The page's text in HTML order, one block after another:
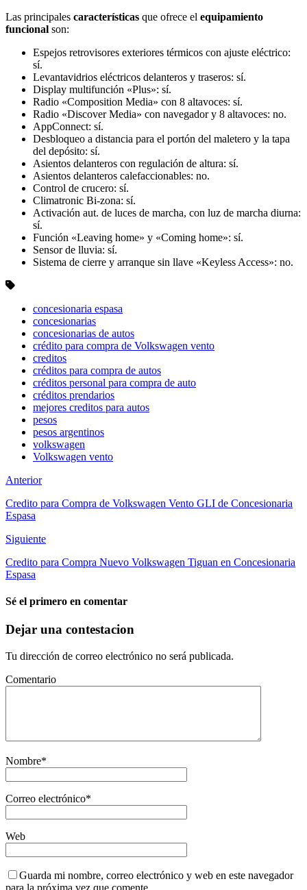
Las principales características que ofrece el equipamiento
funcional son:
Espejos retrovisores exteriores térmicos con ajuste eléctrico:
sí.
Levantavidrios eléctricos delanteros y traseros: sí.
Display multifunción «Plus»: sí.
Radio «Composition Media» con 8 altavoces: sí.
Radio «Discover Media» con navegador y 8 altavoces: no.
AppConnect: sí.
Desbloqueo a distancia para el portón del maletero y la tapa
del depósito: sí.
Asientos delanteros con regulación de altura: sí.
Asientos delanteros calefaccionables: no.
Control de crucero: sí.
Climatronic Bi-zona: sí.
Activación aut. de luces de marcha, con luz de marcha diurna:
sí.
Función «Leaving home» y «Coming home»: sí.
Sensor de lluvia: sí.
Sistema de cierre y arranque sin llave «Keyless Access»: no.
concesionaria espasa
concesionarias
concesionarias de autos
crédito para compra de Volkswagen vento
creditos
créditos para compra de autos
créditos personal para compra de auto
créditos prendarios
mejores creditos para autos
pesos
pesos argentinos
volkswagen
Volkswagen vento
Anterior
Credito para Compra de Volkswagen Vento GLI de Concesionaria
Espasa
Siguiente
Credito para Compra Nuevo Volkswagen Tiguan en Concesionaria
Espasa
Sé el primero en comentar
Dejar una contestacion
Tu dirección de correo electrónico no será publicada.
Comentario
Nombre*
Correo electrónico*
Web
Guarda mi nombre, correo electrónico y web en este navegador
para la próxima vez que comente.